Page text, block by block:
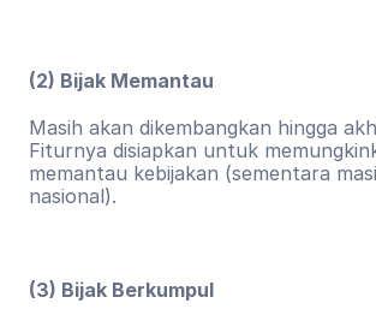
(2) Bijak Memantau
Masih akan dikembangkan hingga
Fiturnya disiapkan untuk
memantau kebijakan (sementara
nasional).
(3) Bijak Berkumpul